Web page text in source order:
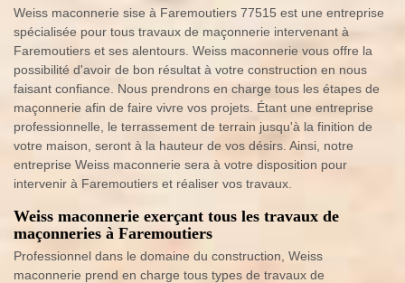
Weiss maconnerie sise à Faremoutiers 77515 est une entreprise
spécialisée pour tous travaux de maçonnerie intervenant à
Faremoutiers et ses alentours. Weiss maconnerie vous offre la
possibilité d'avoir de bon résultat à votre construction en nous
faisant confiance. Nous prendrons en charge tous les étapes de
maçonnerie afin de faire vivre vos projets. Étant une entreprise
professionnelle, le terrassement de terrain jusqu'à la finition de
votre maison, seront à la hauteur de vos désirs. Ainsi, notre
entreprise Weiss maconnerie sera à votre disposition pour
intervenir à Faremoutiers et réaliser vos travaux.
Weiss maconnerie exerçant tous les travaux de
maçonneries à Faremoutiers
Professionnel dans le domaine du construction, Weiss
maconnerie prend en charge tous types de travaux de